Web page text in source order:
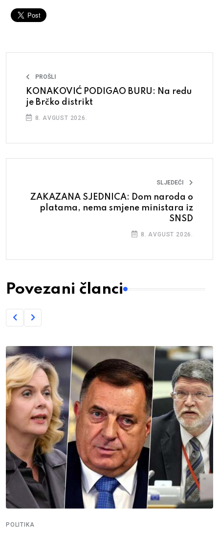
PROŠLI
KONAKOVIĆ PODIGAO BURU: Na redu
je Brčko distrikt
8. AVGUST 2026.
SLJEDEĆI
ZAKAZANA SJEDNICA: Dom naroda o
platama, nema smjene ministara iz
SNSD
8. AVGUST 2026.
Povezani članci
POLITIKA